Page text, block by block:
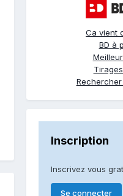
Ca vient
BD à
Inscription
Inscrivez vous
Se connecter